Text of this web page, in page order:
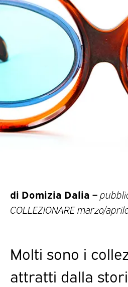
di Domizia Dalia –
COLLEZIONARE marzo/
Molti sono i
attratti dalla